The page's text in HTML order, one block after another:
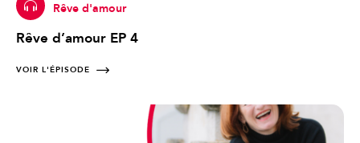
Rêve d'amour
Rêve d’amour EP 4
VOIR L'ÉPISODE